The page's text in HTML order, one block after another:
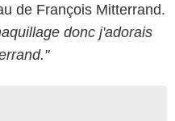
de François Mitterrand.
donc j'adorais